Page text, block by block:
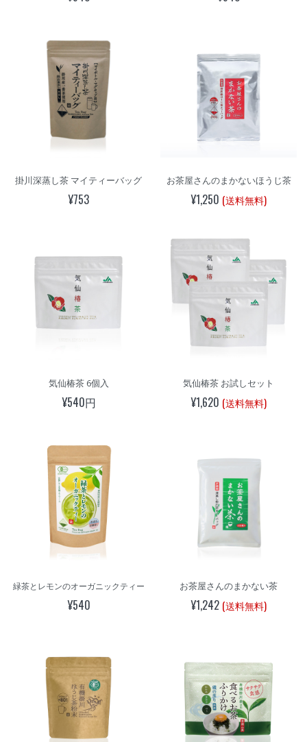
掛川深蒸し茶 マイティーバッグ
¥753
お茶屋さんのまかないほうじ茶
¥1,250 (送料無料)
気仙椿茶 6個入
¥540円
気仙椿茶 お試しセット
¥1,620 (送料無料)
緑茶とレモンのオーガニックティー
¥540
お茶屋さんのまかない茶
¥1,242 (送料無料)